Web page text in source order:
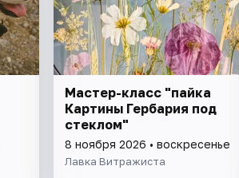
Мастер-класс "пайка
Картины Гербария под
стеклом"
8 ноября 2026 • воскресенье
Лавка Витражиста